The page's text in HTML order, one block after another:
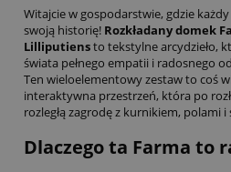
Witajcie w gospodarstwie, gdzie
swoją historię! Rozkładany domek
Lilliputiensto tekstylne arcydzieło,
świata pełnego empatii i radosnego
Ten wieloelementowy zestaw to coś
interaktywna przestrzeń, która po
rozległą zagrodę z kurnikiem, polami i
Dlaczego ta Farma to